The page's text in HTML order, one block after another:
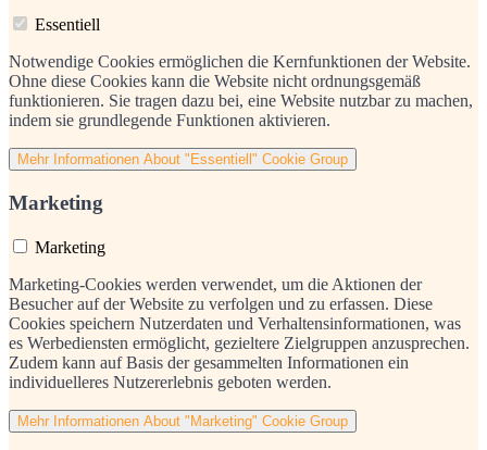
Essentiell
Notwendige Cookies ermöglichen die Kernfunktionen der Website.
Ohne diese Cookies kann die Website nicht ordnungsgemäß
funktionieren. Sie tragen dazu bei, eine Website nutzbar zu machen,
indem sie grundlegende Funktionen aktivieren.
Mehr Informationen About "Essentiell" Cookie Group
Marketing
Marketing
Marketing-Cookies werden verwendet, um die Aktionen der
Besucher auf der Website zu verfolgen und zu erfassen. Diese
Cookies speichern Nutzerdaten und Verhaltensinformationen, was
es Werbediensten ermöglicht, gezieltere Zielgruppen anzusprechen.
Zudem kann auf Basis der gesammelten Informationen ein
individuelleres Nutzererlebnis geboten werden.
Mehr Informationen About "Marketing" Cookie Group